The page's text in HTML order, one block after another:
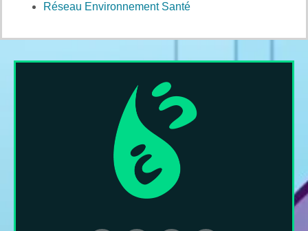
Réseau Environnement Santé